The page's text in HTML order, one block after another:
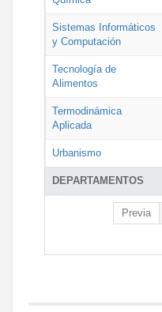
DEPARTAMENTOS
Sistemas Informáticos
y Computación
Tecnología de
Alimentos
Termodinámica
Aplicada
Urbanismo
Previa